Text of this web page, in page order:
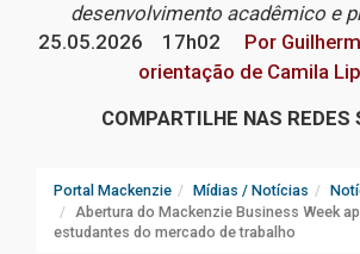
desenvolvimento acadêmico e
25.05.2026
17h02
Por
orientação de Camila
COMPARTILHE NAS REDES
Portal Mackenzie Mídias / Notícias
Abertura do Mackenzie Business Week
estudantes do mercado de trabalho